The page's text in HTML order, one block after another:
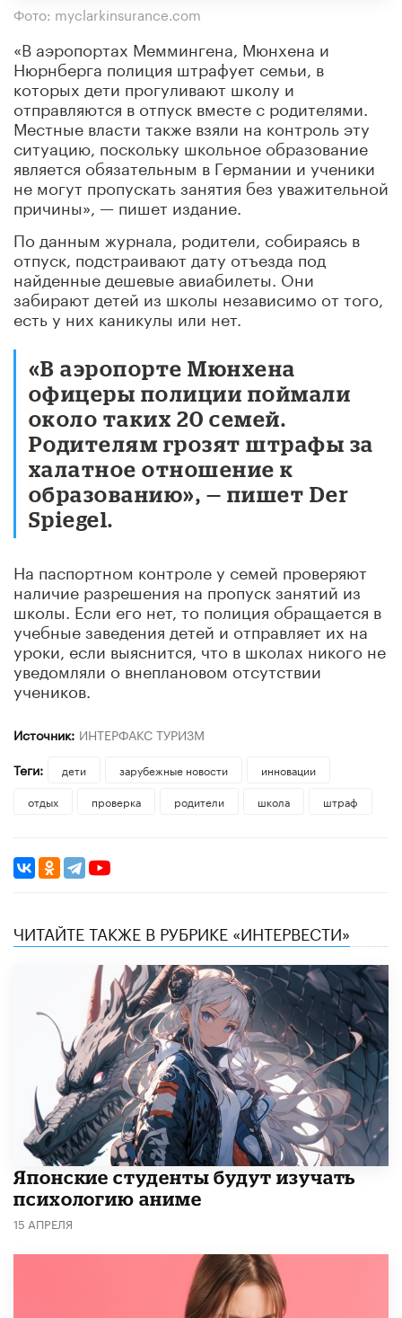
Фото: myclarkinsurance.com
«В аэропортах Меммингена, Мюнхена и
Нюрнберга полиция штрафует семьи, в
которых дети прогуливают школу и
отправляются в отпуск вместе с родителями.
Местные власти также взяли на контроль эту
ситуацию, поскольку школьное образование
является обязательным в Германии и ученики
не могут пропускать занятия без уважительной
причины», — пишет издание.
По данным журнала, родители, собираясь в
отпуск, подстраивают дату отъезда под
найденные дешевые авиабилеты. Они
забирают детей из школы независимо от того,
есть у них каникулы или нет.
«В аэропорте Мюнхена
офицеры полиции поймали
около таких 20 семей.
Родителям грозят штрафы за
халатное отношение к
образованию», — пишет Der
Spiegel.
На паспортном контроле у семей проверяют
наличие разрешения на пропуск занятий из
школы. Если его нет, то полиция обращается в
учебные заведения детей и отправляет их на
уроки, если выяснится, что в школах никого не
уведомляли о внеплановом отсутствии
учеников.
Источник: ИНТЕРФАКС ТУРИЗМ
Теги:
дети зарубежные новости
инновации
отдых
проверка родители школа штраф
ЧИТАЙТЕ ТАКЖЕ В РУБРИКЕ «ИНТЕРВЕСТИ»
Японские студенты будут изучать
психологию аниме
15 АПРЕЛЯ